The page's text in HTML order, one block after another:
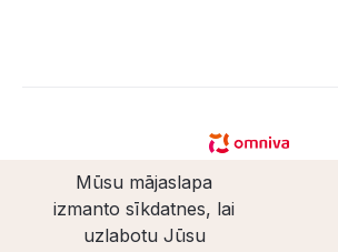
Mūsu mājaslapa
izmanto sīkdatnes, lai
uzlabotu Jūsu